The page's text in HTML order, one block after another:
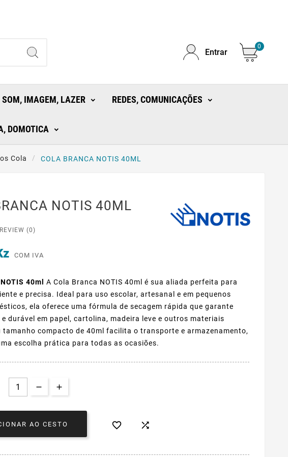
Entrar
0
SOM, IMAGEM, LAZER REDES, COMUNICAÇÕES
DOMOTICA
Cola COLA BRANCA NOTIS 40ML
NOTIS 40ML
REVIEW (0)
COM IVA
40ml
A Cola Branca NOTIS 40ml é sua aliada perfeita para
e precisa. Ideal para uso escolar, artesanal e em pequenos
ela oferece uma fórmula de secagem rápida que garante
durável em papel, cartolina, madeira leve e outros materiais
tamanho compacto de 40ml facilita o transporte e armazenamento,
escolha prática para todas as ocasiões.
AO CESTO  